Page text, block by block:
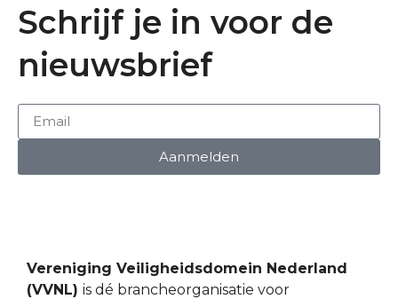
Schrijf je in voor de
nieuwsbrief
Aanmelden
Vereniging Veiligheidsdomein Nederland
(VVNL) is dé brancheorganisatie voor